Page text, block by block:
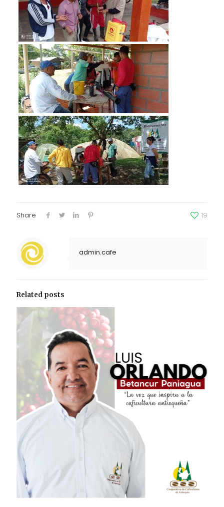
Share 19
admin.cafe
Related posts